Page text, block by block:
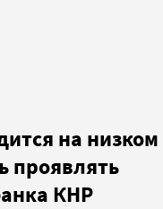
на низком
проявлять
КНР